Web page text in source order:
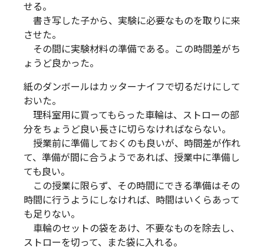
せる。
書き写した子から、実験に必要なものを取りに来
させた。
その間に実験材料の準備である。この時間差がち
ょうど良かった。
紙のダンボールはカッターナイフで切るだけにして
おいた。
理科室用に買ってもらった車輪は、ストローの部
分をちょうど良い長さに切らなければならない。
授業前に準備しておくのも良いが、時間差が作れ
て、準備が間に合うようであれば、授業中に準備し
ても良い。
この授業に限らず、その時間にできる準備はその
時間に行うようにしなければ、時間はいくらあって
も足りない。
車輪のセットの袋をあけ、不要なものを除去し、
ストローを切って、また袋に入れる。